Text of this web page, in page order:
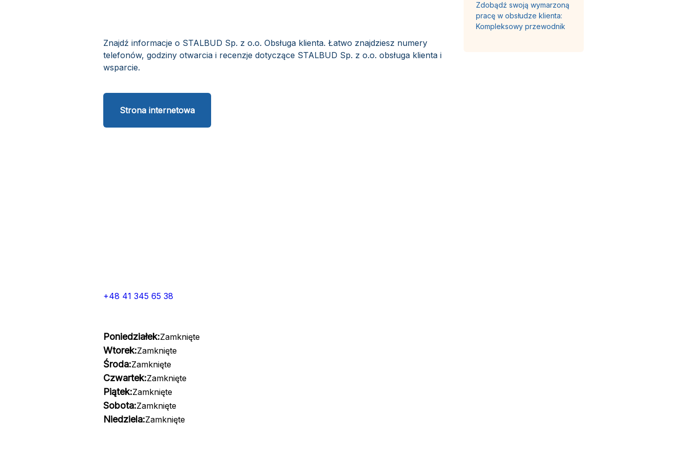
Znajdź informacje o STALBUD Sp. z o.o. Obsługa klienta. Łatwo znajdziesz numery
telefonów, godziny otwarcia i recenzje dotyczące STALBUD Sp. z o.o. obsługa klienta i
wsparcie.
Strona internetowa
+48 41 345 65 38
Poniedziałek:Zamknięte
Wtorek:Zamknięte
Środa:Zamknięte
Czwartek:Zamknięte
Piątek:Zamknięte
Sobota:Zamknięte
Niedziela:Zamknięte
Zdobądź swoją wymarzoną
pracę w obsłudze klienta:
Kompleksowy przewodnik